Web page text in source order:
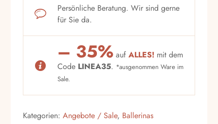
Persönliche Beratung. Wir sind gerne
für Sie da.
– 35% aufALLES! mit dem
Code LINEA35. *ausgenommen Ware im
Sale.
Kategorien:Angebote / Sale, Ballerinas